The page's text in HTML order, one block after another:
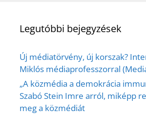
Legutóbbi bejegyzések
Új médiatörvény, új korszak?
Miklós médiaprofesszorral
„A közmédia a demokrácia
Szabó Stein Imre arról, miképp
meg a közmédiát